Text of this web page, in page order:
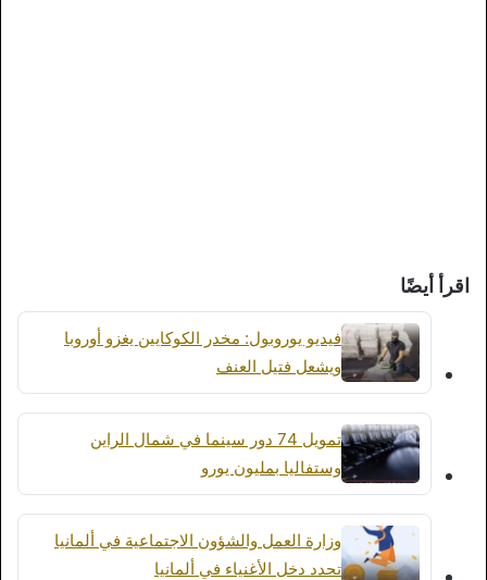
اقرأ أيضًا
فيديو يوروبول: مخدر الكوكايين يغزو أوروبا
ويشعل فتيل العنف
تمويل 74 دور سينما في شمال الراين
وستفاليا بمليون يورو
وزارة العمل والشؤون الاجتماعية في ألمانيا
تحدد دخل الأغنياء في ألمانيا